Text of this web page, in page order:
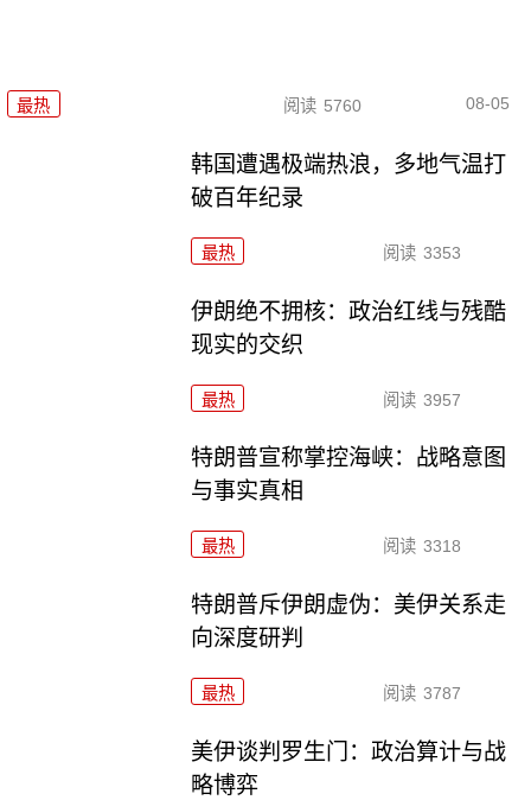
最热 阅读 5760 08-05
韩国遭遇极端热浪，多地气温打
破百年纪录
最热 阅读 3353
伊朗绝不拥核：政治红线与残酷
现实的交织
最热 阅读 3957
特朗普宣称掌控海峡：战略意图
与事实真相
最热 阅读 3318
特朗普斥伊朗虚伪：美伊关系走
向深度研判
最热 阅读 3787
美伊谈判罗生门：政治算计与战
略博弈